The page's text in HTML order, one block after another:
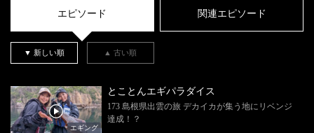
エピソード 関連エピソード
▼ 新しい順 ▲ 古い順
エギング
とことんエギパラダイス
173 島根県出雲の旅 デカイカが集う地にリベンジ
達成！？